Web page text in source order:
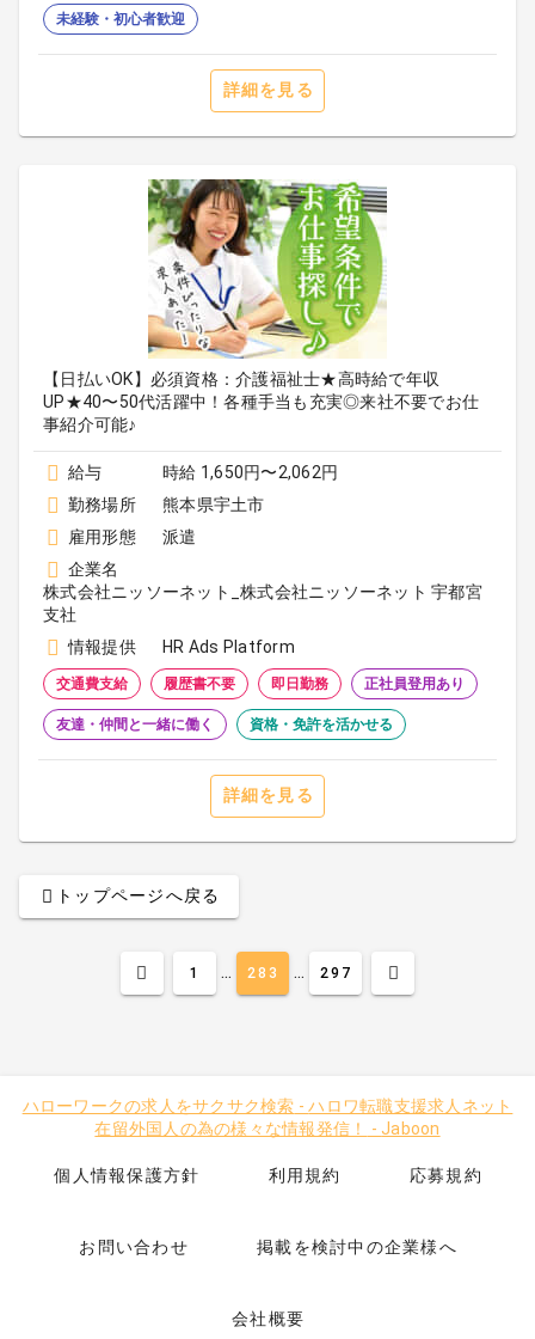
未経験・初心者歓迎
詳細を見る
【日払いOK】必須資格：介護福祉士★高時給で年収
UP★40〜50代活躍中！各種手当も充実◎来社不要でお仕
事紹介可能♪
給与
時給 1,650円〜2,062円
勤務場所
熊本県宇土市
雇用形態
派遣
企業名
株式会社ニッソーネット_株式会社ニッソーネット 宇都宮
支社
情報提供
HR Ads Platform
交通費支給 履歴書不要 即日勤務 正社員登用あり
友達・仲間と一緒に働く 資格・免許を活かせる
詳細を見る
トップページへ戻る
1 ... 283 ... 297
ハローワークの求人をサクサク検索 -ハロワ転職支援求人ネット
在留外国人の為の様々な情報発信！
- Jaboon
個人情報保護方針 利用規約 応募規約
お問い合わせ 掲載を検討中の企業様へ
会社概要